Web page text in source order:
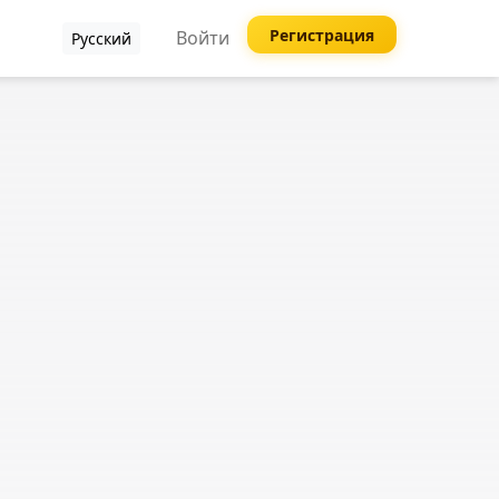
Русский Войти Регистрация